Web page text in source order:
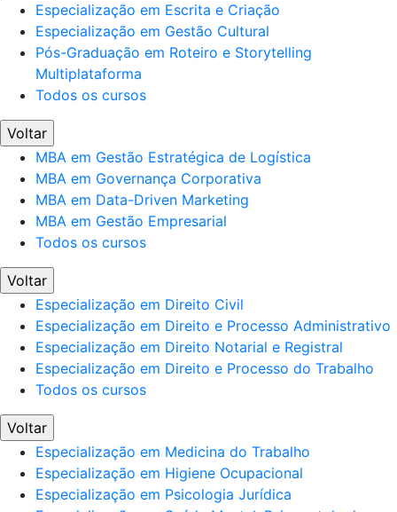
Especialização em Escrita e Criação
Especialização em Gestão Cultural
Pós-Graduação em Roteiro e Storytelling
Multiplataforma
Todos os cursos
Voltar
MBA em Gestão Estratégica de Logística
MBA em Governança Corporativa
MBA em Data-Driven Marketing
MBA em Gestão Empresarial
Todos os cursos
Voltar
Especialização em Direito Civil
Especialização em Direito e Processo Administrativo
Especialização em Direito Notarial e Registral
Especialização em Direito e Processo do Trabalho
Todos os cursos
Voltar
Especialização em Medicina do Trabalho
Especialização em Higiene Ocupacional
Especialização em Psicologia Jurídica